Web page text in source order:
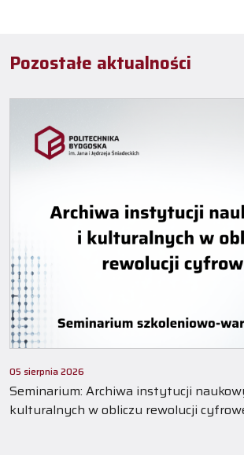
Pozostałe aktualności
05 sierpnia 2026
Seminarium: Archiwa instytucji
kulturalnych w obliczu rewolucji